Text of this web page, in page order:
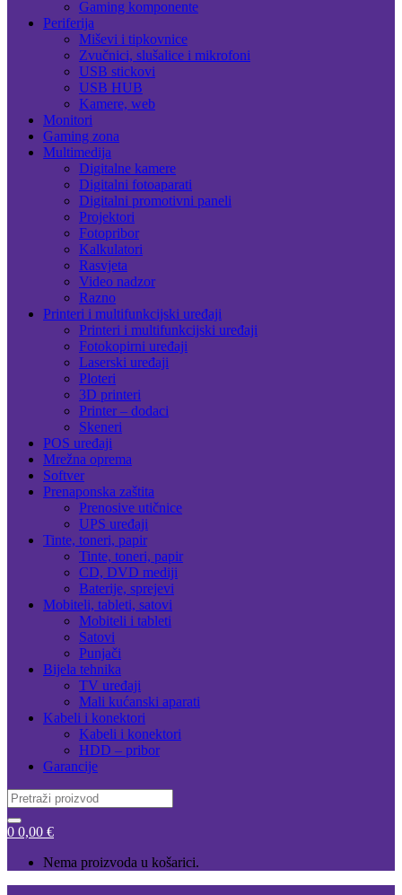
Gaming komponente
Periferija
Miševi i tipkovnice
Zvučnici, slušalice i mikrofoni
USB stickovi
USB HUB
Kamere, web
Monitori
Gaming zona
Multimedija
Digitalne kamere
Digitalni fotoaparati
Digitalni promotivni paneli
Projektori
Fotopribor
Kalkulatori
Rasvjeta
Video nadzor
Razno
Printeri i multifunkcijski uređaji
Printeri i multifunkcijski uređaji
Fotokopirni uređaji
Laserski uređaji
Ploteri
3D printeri
Printer – dodaci
Skeneri
POS uređaji
Mrežna oprema
Softver
Prenaponska zaštita
Prenosive utičnice
UPS uređaji
Tinte, toneri, papir
Tinte, toneri, papir
CD, DVD mediji
Baterije, sprejevi
Mobiteli, tableti, satovi
Mobiteli i tableti
Satovi
Punjači
Bijela tehnika
TV uređaji
Mali kućanski aparati
Kabeli i konektori
Kabeli i konektori
HDD – pribor
Garancije
Search
for:
0 0,00 €
Nema proizvoda u košarici.